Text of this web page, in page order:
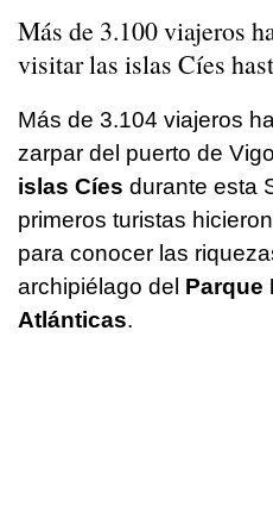
Más de 3.100 viajeros
visitar las islas Cíes
Más de 3.104 viajeros
zarpar del puerto de
islas Cíes durante esta
primeros turistas
para conocer las
archipiélago del Parque
Atlánticas.